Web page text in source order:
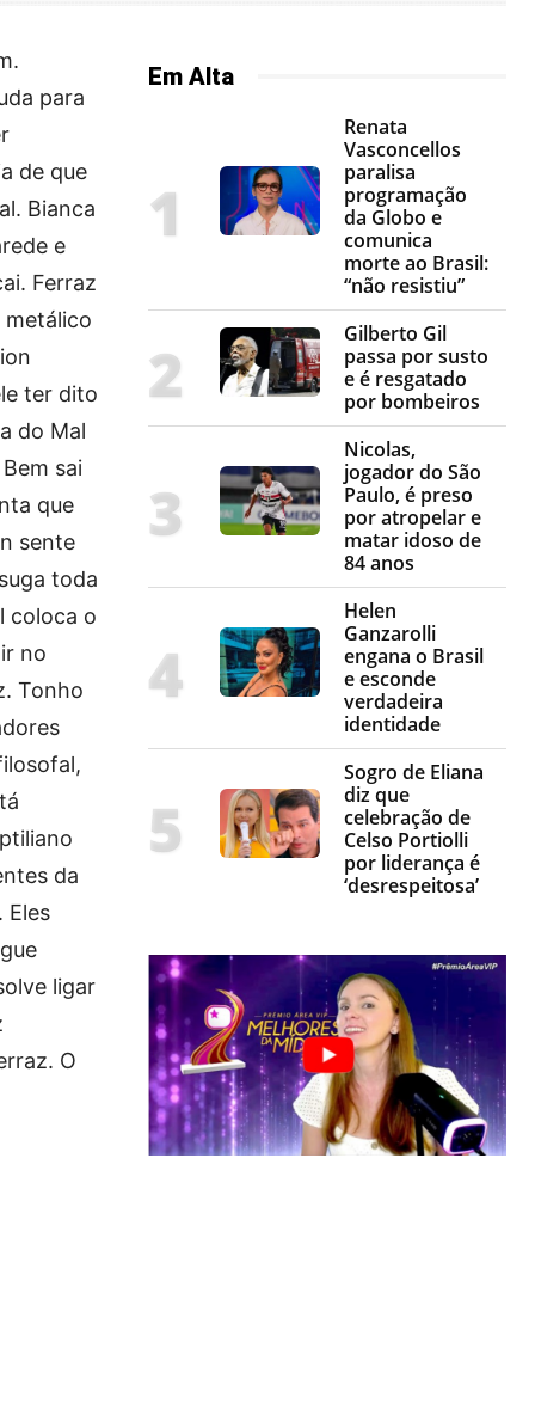
para
de que
Bianca
e
Ferraz
metálico
ter dito
do Mal
sai
que
sente
toda
coloca o
no
Tonho
da
Eles
ligar
O
Em Alta
Renata
Vasconcellos
paralisa
programação
da Globo e
comunica
morte ao Brasil:
“não resistiu”
Gilberto Gil
passa por susto
e é resgatado
por bombeiros
Nicolas,
jogador do São
Paulo, é preso
por atropelar e
matar idoso de
84 anos
Helen
Ganzarolli
engana o Brasil
e esconde
verdadeira
identidade
Sogro de Eliana
diz que
celebração de
Celso Portiolli
por liderança é
‘desrespeitosa’